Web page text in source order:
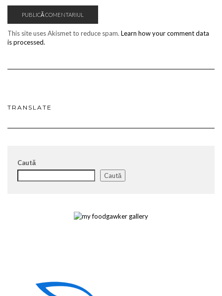
This site uses Akismet to reduce spam. Learn how your comment data
is processed.
TRANSLATE
Caută
Caută